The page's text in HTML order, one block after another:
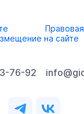
на сайте
76-92